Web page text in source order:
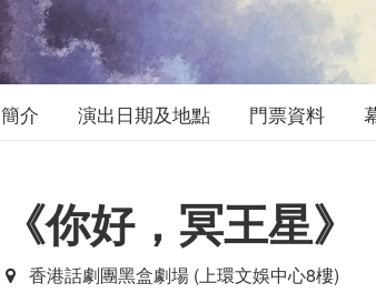
簡介 演出日期及地點 門票資料
《你好，冥王星》
香港話劇團黑盒劇場 (上環文娛中心8樓)